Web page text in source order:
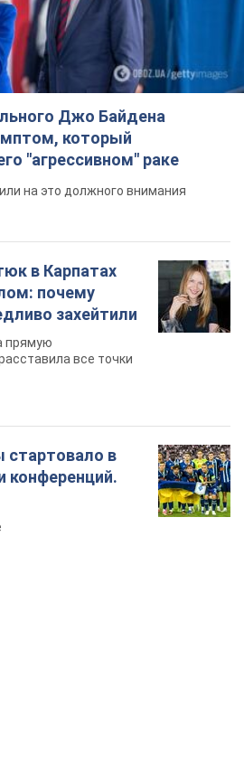
на это должного внимания
в Карпатах
почему
захейтили
прямую
стартовало в